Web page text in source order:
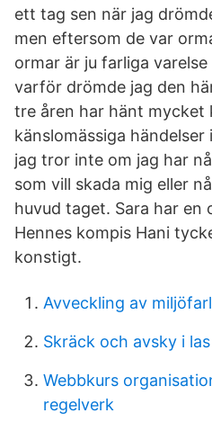
ett tag sen när jag
men eftersom de var
ormar är ju farliga
varför drömde jag den
tre åren har hänt mycket
känslomässiga
jag tror inte om jag har
som vill skada mig eller
huvud taget. Sara har en
Hennes kompis Hani
konstigt.
Avveckling av
Skräck och avsky i
Webbkurs
regelverk